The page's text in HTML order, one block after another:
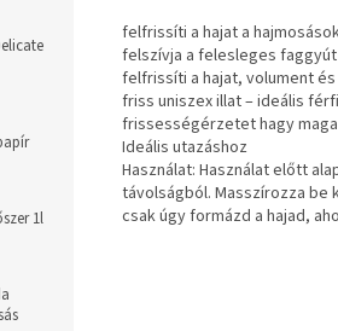
1l
felfrissíti a hajat a
felszívja a felesleges faggyút
felfrissíti a hajat, volument
friss uniszex illat – ideális
frissességérzetet hagy
Ideális utazáshoz
Használat: Használat előtt
távolságból. Masszírozza be
csak úgy formázd a hajad,